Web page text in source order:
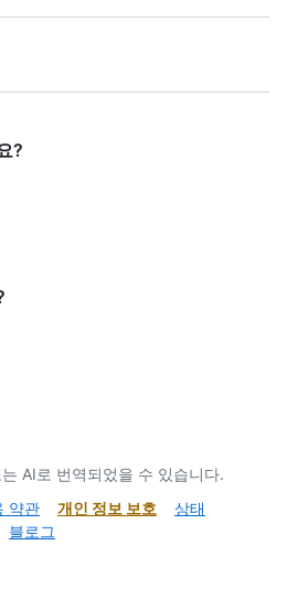
?
AI로 번역되었을 수 있습니다.
약관 개인 정보 보호
상태
블로그